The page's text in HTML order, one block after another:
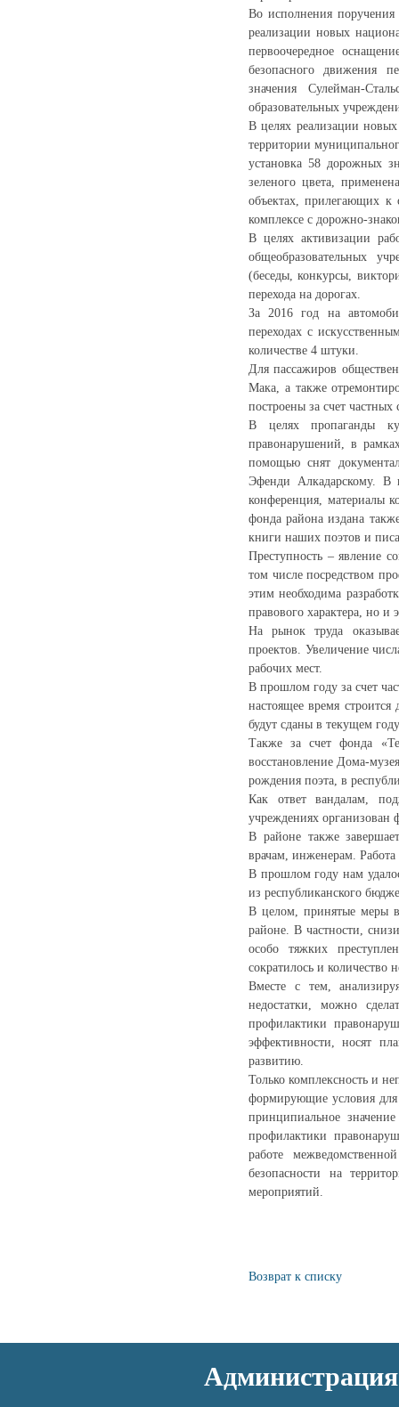
Во исполнения
реализации новых
первоочередное
безопасного движения
значения Сулейман-
образовательных
В целях реализации
территории
установка 58 дорожных
зеленого цвета,
объектах, прилегающих к
комплексе с дорожно-
В целях активизации
общеобразовательных
(беседы, конкурсы,
перехода на дорогах.
За 2016 год на
переходах с
количестве 4 штуки.
Для пассажиров
Мака, а также
построены за счет частных
В целях пропаганды
правонарушений, в
помощью снят
Эфенди Алкадарскому. В
конференция, материалы
фонда района издана
книги наших поэтов и
Преступность – явление
том числе посредством
этим необходима
правового характера, но и
На рынок труда
проектов. Увеличение
рабочих мест.
В прошлом году за счет
настоящее время
будут сданы в текущем
Также за счет фонда
восстановление Дома-
рождения поэта, в
Как ответ вандалам,
учреждениях организован
В районе также
врачам, инженерам.
В прошлом году нам
из республиканского
В целом, принятые меры
районе. В частности,
особо тяжких
сократилось и количество
Вместе с тем,
недостатки, можно
профилактики
эффективности, носят
развитию.
Только комплексность и
формирующие условия
принципиальное
профилактики
работе
безопасности на
мероприятий.
Возврат к списку
Администрация